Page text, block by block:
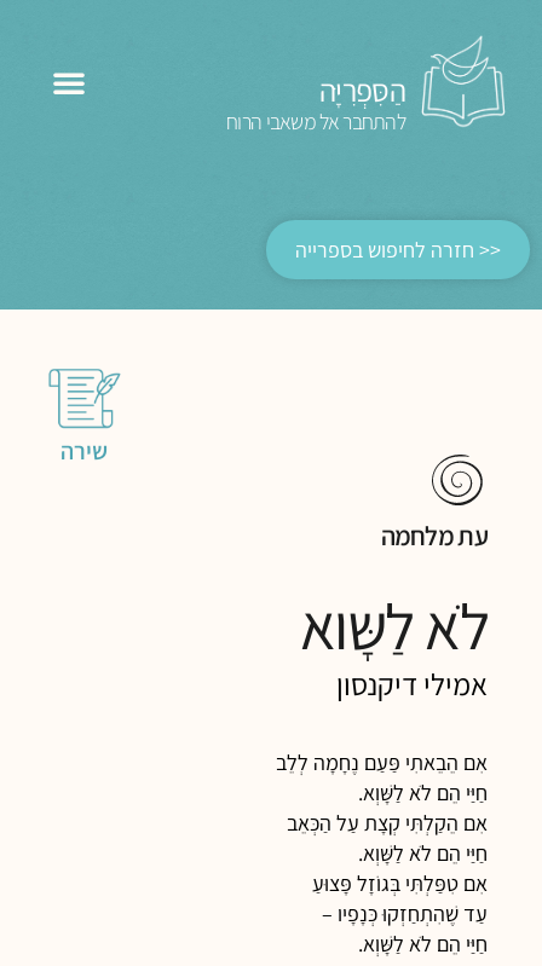
הַסִּפְרִיָּה
להתחבר אל משאבי הרוח
<< חזרה לחיפוש בספרייה
שירה
עת מלחמה
לֹא לַשָּוא
אמילי דיקנסון
אִם הֵבֵאתִי פַּעַם נֶחָמָה לְלֵב
חַיַּי הֵם לֹא לַשָּׁוְא.
אִם הֵקַלְתִּי קְצָת עַל הַכְּאֵב
חַיַּי הֵם לֹא לַשָּׁוְא.
אִם טִפַּלְתִּי בְּגוֹזָל פָּצוּעַ
עַד שֶׁהִתְחַזְקוּ כְּנָפָיו –
חַיַּי הֵם לֹא לַשָּׁוְא.